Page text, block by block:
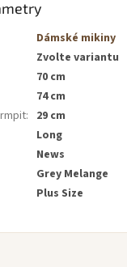
Dámské mikiny
Zvolte variantu
70 cm
74 cm
: 29 cm
Long
News
Grey Melange
Plus Size